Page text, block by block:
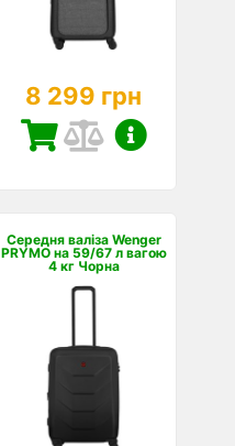
8 299 грн
Середня валіза Wenger
PRYMO на 59/67 л вагою
4 кг Чорна